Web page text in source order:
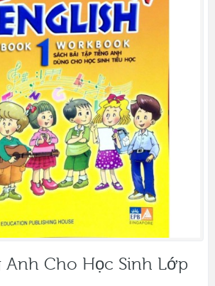
Anh Cho Học Sinh Lớp